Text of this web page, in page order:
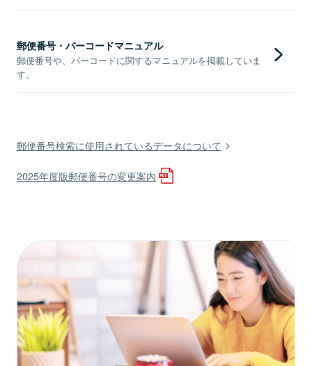
郵便番号・バーコードマニュアル
郵便番号や、バーコードに関するマニュアルを掲載していま
す。
郵便番号検索に使用されているデータについて
2025年度版郵便番号の変更案内